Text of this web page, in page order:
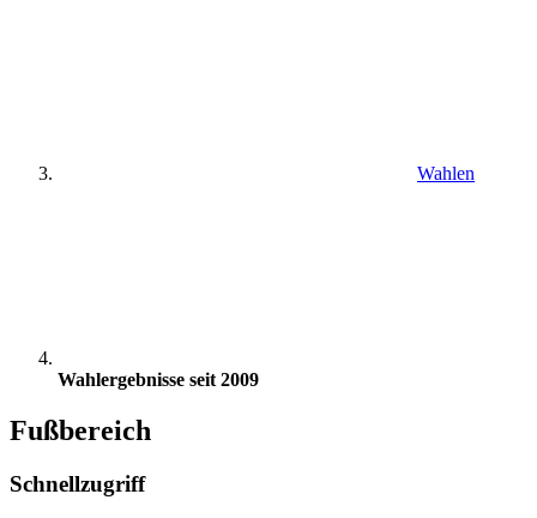
Wahlen
Wahlergebnisse seit 2009
Fußbereich
Schnellzugriff